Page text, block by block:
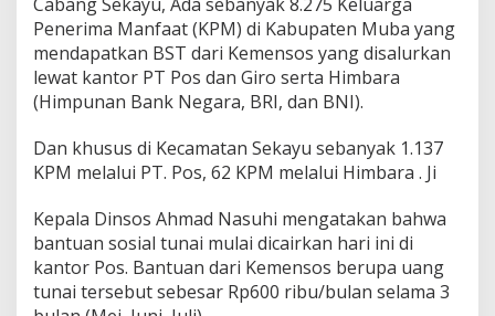
e
r
i
m
B
n
s
s
T
u
n
a
Penerima Manfaat (KPM) di Kabupaten Muba yang
mendapatkan BST dari Kemensos yang disalurkan
lewat kantor PT Pos dan Giro serta Himbara
(Himpunan Bank Negara, BRI, dan BNI).
Dan khusus di Kecamatan Sekayu sebanyak 1.137
KPM melalui PT. Pos, 62 KPM melalui Himbara . Ji
Kepala Dinsos Ahmad Nasuhi mengatakan bahwa
bantuan sosial tunai mulai dicairkan hari ini di
kantor Pos. Bantuan dari Kemensos berupa uang
tunai tersebut sebesar Rp600 ribu/bulan selama 3